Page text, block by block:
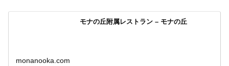
モナの丘附属レストラン – モナの丘
monanooka.com